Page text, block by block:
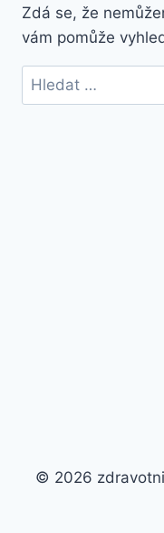
Zdá se, že
vám pomůže
Vyhledávání
© 2026